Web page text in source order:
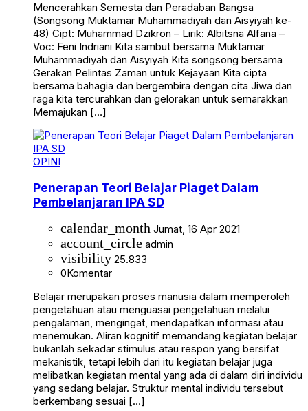
Mencerahkan Semesta dan Peradaban Bangsa
(Songsong Muktamar Muhammadiyah dan Aisyiyah ke-
48) Cipt: Muhammad Dzikron – Lirik: Albitsna Alfana –
Voc: Feni Indriani Kita sambut bersama Muktamar
Muhammadiyah dan Aisyiyah Kita songsong bersama
Gerakan Pelintas Zaman untuk Kejayaan Kita cipta
bersama bahagia dan bergembira dengan cita Jiwa dan
raga kita tercurahkan dan gelorakan untuk semarakkan
Memajukan […]
OPINI
Penerapan Teori Belajar Piaget Dalam
Pembelanjaran IPA SD
calendar_month Jumat, 16 Apr 2021
account_circle admin
visibility 25.833
0Komentar
Belajar merupakan proses manusia dalam memperoleh
pengetahuan atau menguasai pengetahuan melalui
pengalaman, mengingat, mendapatkan informasi atau
menemukan. Aliran kognitif memandang kegiatan belajar
bukanlah sekadar stimulus atau respon yang bersifat
mekanistik, tetapi lebih dari itu kegiatan belajar juga
melibatkan kegiatan mental yang ada di dalam diri individu
yang sedang belajar. Struktur mental individu tersebut
berkembang sesuai […]